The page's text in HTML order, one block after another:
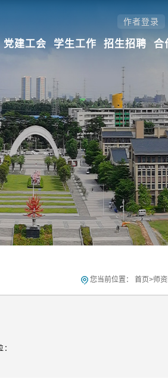
作者登录
党建工会 学生工作 招生招聘
合
您当前位置： 首页>师